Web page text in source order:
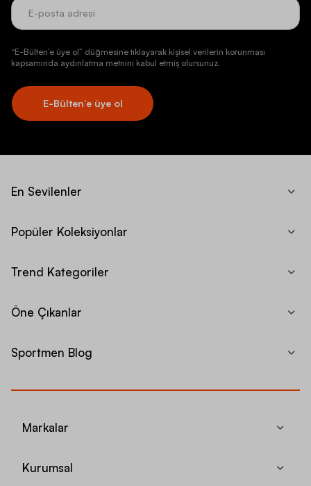
“E-Bülten’e üye ol” düğmesine tıklayarak kişisel verilerin korunması
kapsamında aydınlatma metnini kabul etmiş olursunuz.
E-Bülten’e üye ol
En Sevilenler
Popüler Koleksiyonlar
Trend Kategoriler
Öne Çıkanlar
Sportmen Blog
Markalar
Kurumsal